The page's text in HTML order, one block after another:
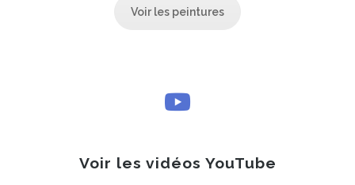
Voir les peintures
Voir les vidéos YouTube